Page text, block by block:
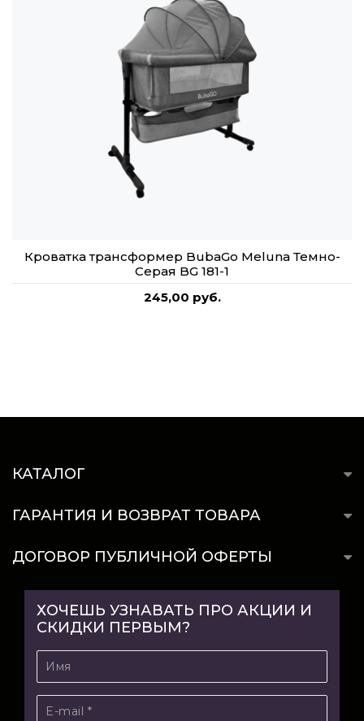
Кроватка трансформер BubaGo Meluna Темно-
Серая BG 181-1
245,00 руб.
КАТАЛОГ
ГАРАНТИЯ И ВОЗВРАТ ТОВАРА
ДОГОВОР ПУБЛИЧНОЙ ОФЕРТЫ
ХОЧЕШЬ УЗНАВАТЬ ПРО АКЦИИ И
СКИДКИ ПЕРВЫМ?